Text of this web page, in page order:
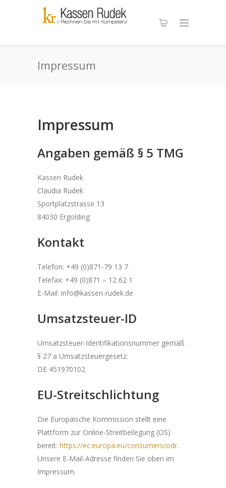
Impressum
Impressum
Angaben gemäß § 5 TMG
Kassen Rudek
Claudia Rudek
Sportplatzstrasse 13
84030 Ergolding
Kontakt
Telefon: +49 (0)871-79 13 7
Telefax: +49 (0)871 – 12 62 1
E-Mail: info@kassen-rudek.de
Umsatzsteuer-ID
Umsatzsteuer-Identifikationsnummer gemäß
§ 27 a Umsatzsteuergesetz:
DE 451970102
EU-Streitschlichtung
Die Europäische Kommission stellt eine
Plattform zur Online-Streitbeilegung (OS)
bereit: https://ec.europa.eu/consumers/odr.
Unsere E-Mail-Adresse finden Sie oben im
Impressum.